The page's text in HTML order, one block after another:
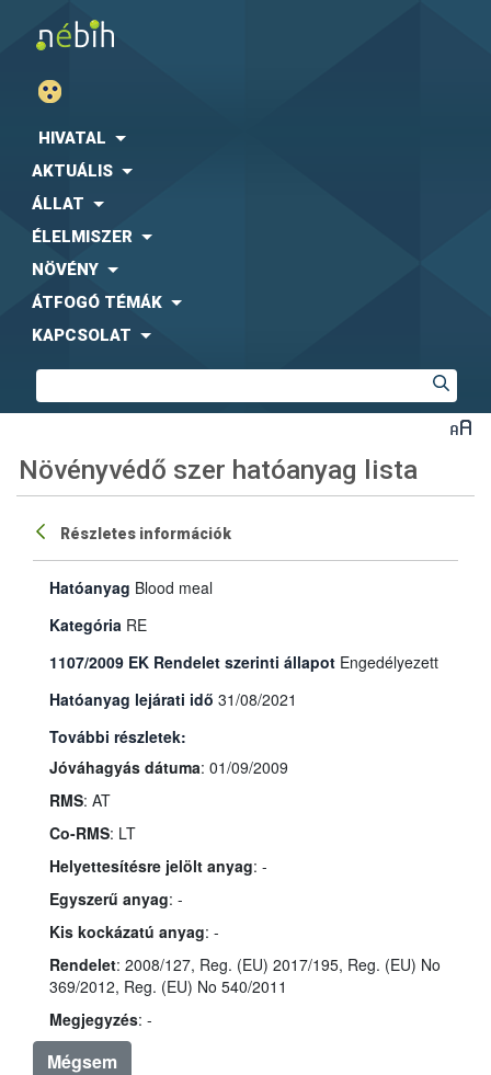
HIVATAL
AKTUÁLIS
ÁLLAT
ÉLELMISZER
NÖVÉNY
ÁTFOGÓ TÉMÁK
KAPCSOLAT
Növényvédő szer hatóanyag lista
Részletes információk
Hatóanyag Blood meal
Kategória RE
1107/2009 EK Rendelet szerinti állapot Engedélyezett
Hatóanyag lejárati idő 31/08/2021
További részletek:
Jóváhagyás dátuma: 01/09/2009
RMS: AT
Co-RMS: LT
Helyettesítésre jelölt anyag: -
Egyszerű anyag: -
Kis kockázatú anyag: -
Rendelet: 2008/127, Reg. (EU) 2017/195, Reg. (EU) No
369/2012, Reg. (EU) No 540/2011
Megjegyzés: -
Mégsem